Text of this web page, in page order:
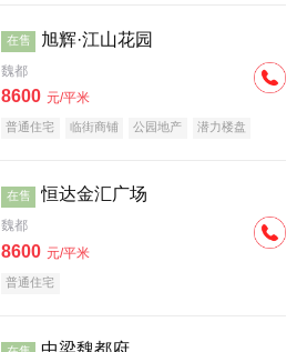
在售 旭辉·江山花园
魏都
8600 元/平米
普通住宅 临街商铺 公园地产
潜力楼盘
在售 恒达金汇广场
魏都
8600 元/平米
普通住宅